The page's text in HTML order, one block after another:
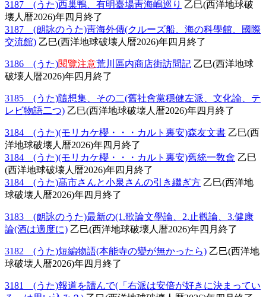
3187 (うた)西巢鴨、有明臺場靑海嶋巡り 乙巳(西洋地球破
壊人暦2026)年四月終了
3187 (朗詠のうた)靑海外傳(クルーズ船、海の科學館、國際
交流館) 乙巳(西洋地球破壊人暦2026)年四月終了
3186 (うた)閱覽注意荒川區内商店街訪問記 乙巳(西洋地球
破壊人暦2026)年四月終了
3185 (うた)隨想集、その二(舊社會黨穩健左派、文化論、テ
レビ物語二つ) 乙巳(西洋地球破壊人暦2026)年四月終了
3184 (うた)(モリカケ櫻・・・カルト裏安)森友文書 乙巳(西
洋地球破壊人暦2026)年四月終了
3184 (うた)(モリカケ櫻・・・カルト裏安)舊統一敎會 乙巳
(西洋地球破壊人暦2026)年四月終了
3184 (うた)髙市さんと小泉さんの引き繼ぎ方 乙巳(西洋地
球破壊人暦2026)年四月終了
3183 (朗詠のうた)最新の(1.歌論文學論、2.止觀論、3.健康
論(酒は適度に) 乙巳(西洋地球破壊人暦2026)年四月終了
3182 (うた)短編物語(本能寺の變が無かったら) 乙巳(西洋地
球破壊人暦2026)年四月終了
3181 (うた)報道を讀んで(「右派は安倍が好きに決まってい